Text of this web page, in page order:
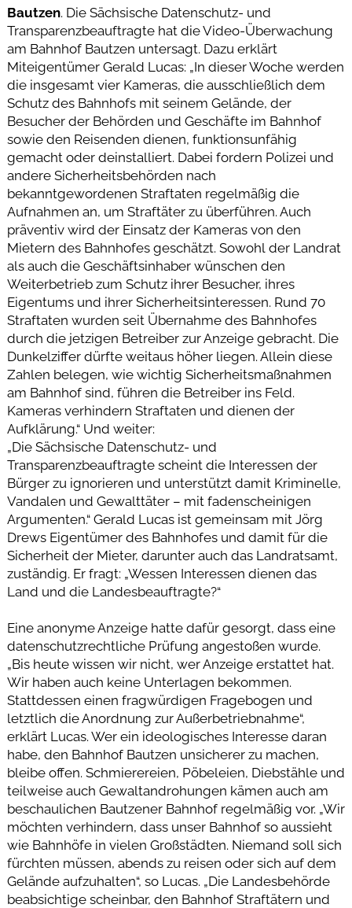
Bautzen. Die Sächsische Datenschutz- und
Transparenzbeauftragte hat die Video-Überwachung
am Bahnhof Bautzen untersagt. Dazu erklärt
Miteigentümer Gerald Lucas: „In dieser Woche werden
die insgesamt vier Kameras, die ausschließlich dem
Schutz des Bahnhofs mit seinem Gelände, der
Besucher der Behörden und Geschäfte im Bahnhof
sowie den Reisenden dienen, funktionsunfähig
gemacht oder deinstalliert. Dabei fordern Polizei und
andere Sicherheitsbehörden nach
bekanntgewordenen Straftaten regelmäßig die
Aufnahmen an, um Straftäter zu überführen. Auch
präventiv wird der Einsatz der Kameras von den
Mietern des Bahnhofes geschätzt. Sowohl der Landrat
als auch die Geschäftsinhaber wünschen den
Weiterbetrieb zum Schutz ihrer Besucher, ihres
Eigentums und ihrer Sicherheitsinteressen. Rund 70
Straftaten wurden seit Übernahme des Bahnhofes
durch die jetzigen Betreiber zur Anzeige gebracht. Die
Dunkelziffer dürfte weitaus höher liegen. Allein diese
Zahlen belegen, wie wichtig Sicherheitsmaßnahmen
am Bahnhof sind, führen die Betreiber ins Feld.
Kameras verhindern Straftaten und dienen der
Aufklärung.“ Und weiter:
„Die Sächsische Datenschutz- und
Transparenzbeauftragte scheint die Interessen der
Bürger zu ignorieren und unterstützt damit Kriminelle,
Vandalen und Gewalttäter – mit fadenscheinigen
Argumenten.“ Gerald Lucas ist gemeinsam mit Jörg
Drews Eigentümer des Bahnhofes und damit für die
Sicherheit der Mieter, darunter auch das Landratsamt,
zuständig. Er fragt: „Wessen Interessen dienen das
Land und die Landesbeauftragte?“
Eine anonyme Anzeige hatte dafür gesorgt, dass eine
datenschutzrechtliche Prüfung angestoßen wurde.
„Bis heute wissen wir nicht, wer Anzeige erstattet hat.
Wir haben auch keine Unterlagen bekommen.
Stattdessen einen fragwürdigen Fragebogen und
letztlich die Anordnung zur Außerbetriebnahme“,
erklärt Lucas. Wer ein ideologisches Interesse daran
habe, den Bahnhof Bautzen unsicherer zu machen,
bleibe offen. Schmierereien, Pöbeleien, Diebstähle und
teilweise auch Gewaltandrohungen kämen auch am
beschaulichen Bautzener Bahnhof regelmäßig vor. „Wir
möchten verhindern, dass unser Bahnhof so aussieht
wie Bahnhöfe in vielen Großstädten. Niemand soll sich
fürchten müssen, abends zu reisen oder sich auf dem
Gelände aufzuhalten“, so Lucas. „Die Landesbehörde
beabsichtige scheinbar, den Bahnhof Straftätern und